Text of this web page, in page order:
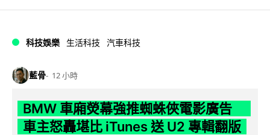
科技娛樂 生活科技 汽車科技
藍骨 12 小時
BMW 車廂熒幕強推蜘蛛俠電影廣告
車主怒轟堪比 iTunes 送 U2 專輯翻版